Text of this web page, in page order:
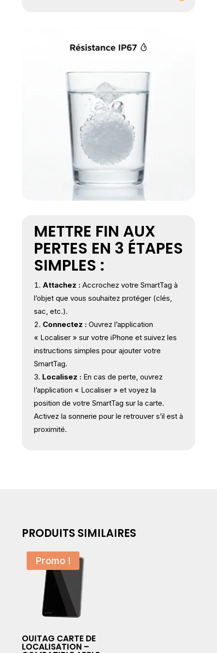
METTRE FIN AUX
PERTES EN 3 ÉTAPES
SIMPLES :
Attachez :Accrochez votre SmartTag à
l’objet que vous souhaitez protéger (clés,
sac, etc.).
Connectez :Ouvrez l’application
« Localiser » sur votre iPhone et suivez les
instructions simples pour ajouter votre
SmartTag.
Localisez :En cas de perte, ouvrez
l’application « Localiser » et voyez la
position de votre SmartTag sur la carte.
Activez la sonnerie pour le retrouver s’il est à
proximité.
PRODUITS SIMILAIRES
Promo !
OUITAG CARTE DE
LOCALISATION –